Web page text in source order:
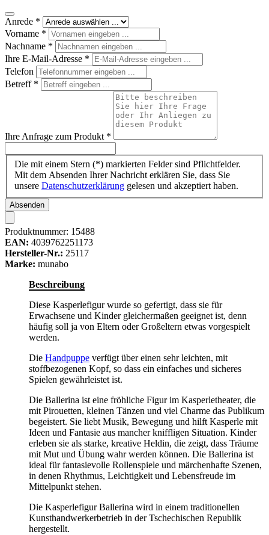
Anrede *
Vorname *
Nachname *
Ihre E-Mail-Adresse *
Telefon
Betreff *
Ihre Anfrage zum Produkt *
Die mit einem Stern (*) markierten Felder sind Pflichtfelder.
Mit dem Absenden Ihrer Nachricht erklären Sie, dass Sie
unsere Datenschutzerklärung gelesen und akzeptiert haben.
Absenden
Produktnummer: 15488
EAN: 4039762251173
Hersteller-Nr.: 25117
Marke: munabo
Beschreibung
Diese Kasperlefigur wurde so gefertigt, dass sie für
Erwachsene und Kinder gleichermaßen geeignet ist, denn
häufig soll ja von Eltern oder Großeltern etwas vorgespielt
werden.
Die Handpuppe verfügt über einen sehr leichten, mit
stoffbezogenen Kopf, so dass ein einfaches und sicheres
Spielen gewährleistet ist.
Die Ballerina ist eine fröhliche Figur im Kasperletheater, die
mit Pirouetten, kleinen Tänzen und viel Charme das Publikum
begeistert. Sie liebt Musik, Bewegung und hilft Kasperle mit
Ideen und Fantasie aus mancher kniffligen Situation. Kinder
erleben sie als starke, kreative Heldin, die zeigt, dass Träume
mit Mut und Übung wahr werden können. Die Ballerina ist
ideal für fantasievolle Rollenspiele und märchenhafte Szenen,
in denen Rhythmus, Leichtigkeit und Lebensfreude im
Mittelpunkt stehen.
Die Kasperlefigur Ballerina wird in einem traditionellen
Kunsthandwerkerbetrieb in der Tschechischen Republik
hergestellt.